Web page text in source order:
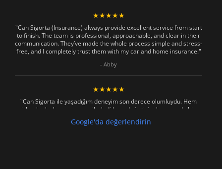
★★★★★
"Can Sigorta (Insurance) always provide excellent service from start
to finish. The team is professional, approachable, and clear in their
communication. They’ve made the whole process simple and stress-
free, and I completely trust them with my car and home insurance."
- Abby
★★★★★
"Can Sigorta ile yaşadığım deneyim son derece olumluydu. Hem
işlemler hızlı ve sorunsuz ilerledi hem de iletişim konusunda hiç
zorlanmadım. Aradığımda ya da mesaj attığımda hemen dönüş
sağladılar, her soruma sabırla ve açıklayıcı bir şekilde yanıt verdiler.
Google'da değerlendirin